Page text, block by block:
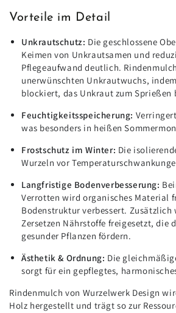
Vorteile im Detail
Unkrautschutz: Die geschlossene
Keimen von Unkrautsamen und
Pflegeaufwand deutlich.
unerwünschten Unkrautwuchs,
blockiert, das Unkraut zum Sprießen
Feuchtigkeitsspeicherung:
was besonders in heißen
Frostschutz im Winter: Die
Wurzeln vor
Langfristige Bodenverbesserung:
Verrotten wird organisches Material
Bodenstruktur verbessert. Zusätzlich
Zersetzen Nährstoffe freigesetzt, die
gesunder Pflanzen fördern.
Ästhetik & Ordnung: Die
sorgt für ein gepflegtes,
Rindenmulch von Wurzelwerk Design
Holz hergestellt und trägt so zur